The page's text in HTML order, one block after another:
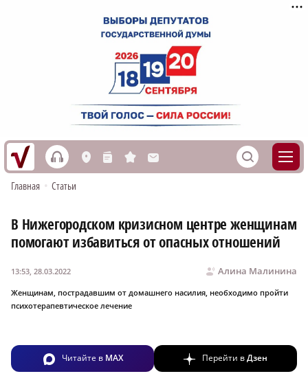
h L n s M S
Главная • Статьи
В Нижегородском кризисном центре женщинам
помогают избавиться от опасных отношений
Алина Малинина
13:53, 28.03.2022
Женщинам, пострадавшим от домашнего насилия, необходимо пройти
психотерапевтическое лечение
Читайте в MAX Перейти вДзен